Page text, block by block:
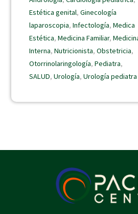
Estética genital,Ginecología
laparoscopia,Infectología,Medica
Estética,Medicina Familiar,
Interna,Nutricionista,Obstetricia,
Otorrinolaringología,Pediatra,
SALUD,Urología,Urología pediatra